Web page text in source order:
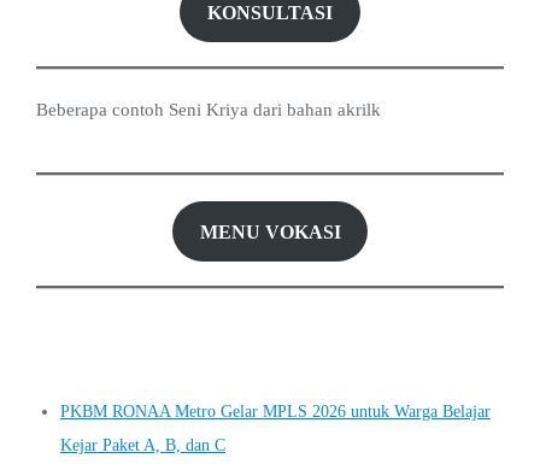
KONSULTASI
Beberapa contoh Seni Kriya dari bahan akrilk
MENU VOKASI
PKBM RONAA Metro Gelar MPLS 2026 untuk Warga Belajar
Kejar Paket A, B, dan C